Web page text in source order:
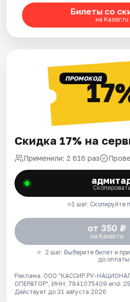
Билеты со
на Kassir.ru
ПРОМОКОД
Скидка 17% на
Применили: 2 616 раз
1 шаг. Скопируйте
от 350 ₽
на Kassir.ru
2 шаг. Выберите билет и
до оплаты
Реклама. ООО "КАССИР.РУ-
ОПЕРАТОР", ИНН: 7841075409 erid:
Действует до 31 августа 2026